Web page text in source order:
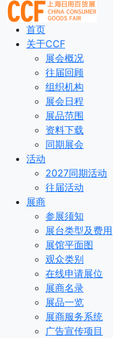
首页
关于CCF
展会概况
往届回顾
组织机构
展会日程
展品范围
资料下载
同期展会
活动
2027同期活动
往届活动
展商
参展须知
展台类型及费用
展馆平面图
观众类别
在线申请展位
展商名录
展品一览
展商服务系统
广告宣传项目